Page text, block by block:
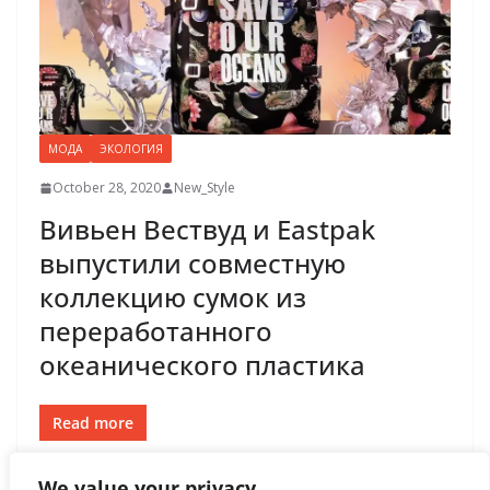
МОДА ЭКОЛОГИЯ
October 28, 2020 New_Style
Вивьен Вествуд и Eastpak
выпустили совместную
коллекцию сумок из
переработанного
океанического пластика
Read more